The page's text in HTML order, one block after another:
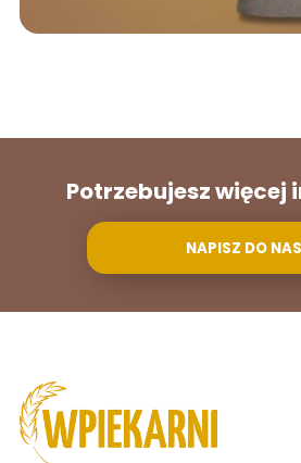
Potrzebujesz więcej
NAPISZ DO NAS